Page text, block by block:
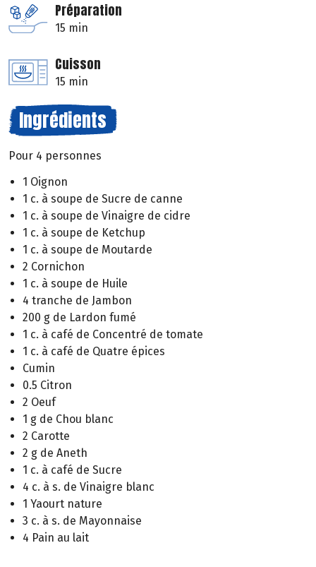
Préparation
15 min
Cuisson
15 min
Ingrédients
Pour 4 personnes
1 Oignon
1 c. à soupe de Sucre de canne
1 c. à soupe de Vinaigre de cidre
1 c. à soupe de Ketchup
1 c. à soupe de Moutarde
2 Cornichon
1 c. à soupe de Huile
4 tranche de Jambon
200 g de Lardon fumé
1 c. à café de Concentré de tomate
1 c. à café de Quatre épices
Cumin
0.5 Citron
2 Oeuf
1 g de Chou blanc
2 Carotte
2 g de Aneth
1 c. à café de Sucre
4 c. à s. de Vinaigre blanc
1 Yaourt nature
3 c. à s. de Mayonnaise
4 Pain au lait